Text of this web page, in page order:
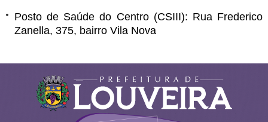
Posto de Saúde do Centro (CSIII): Rua Frederico
Zanella, 375, bairro Vila Nova